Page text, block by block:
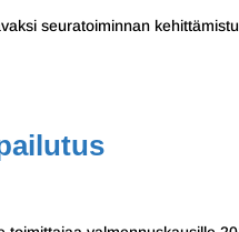
seuratoiminnan